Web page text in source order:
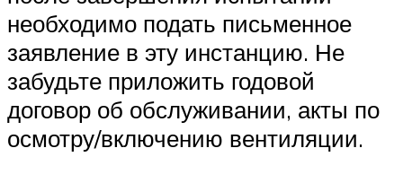
необходимо подать письменное
заявление в эту инстанцию. Не
забудьте приложить годовой
договор об обслуживании, акты по
осмотру/включению вентиляции.